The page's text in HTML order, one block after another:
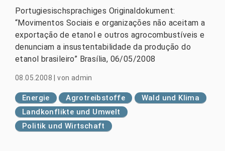
Portugiesischsprachiges Originaldokument:
“Movimentos Sociais e organizações não aceitam a
exportação de etanol e outros agrocombustíveis e
denunciam a insustentabilidade da produção do
etanol brasileiro” Brasília, 06/05/2008
08.05.2008 |von admin
Energie Agrotreibstoffe
Wald und Klima
Landkonflikte und Umwelt
Politik und Wirtschaft